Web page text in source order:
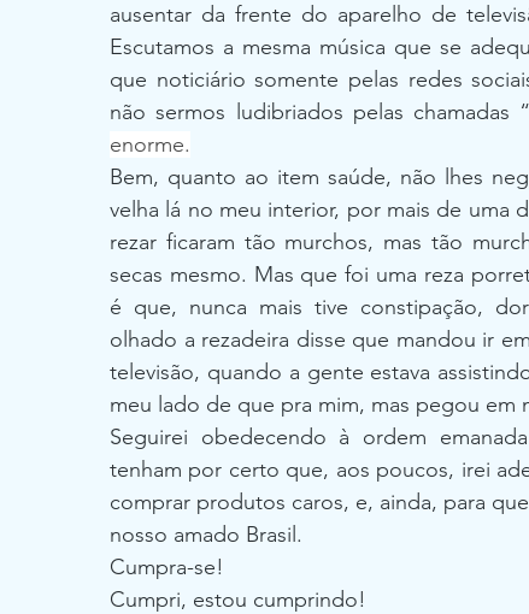
ausentar da frente do aparelho de
Escutamos a mesma música que se
que noticiário somente pelas redes
não sermos ludibriados pelas chamadas
enorme.
Bem, quanto ao item saúde, não lhes
velha lá no meu interior, por mais de uma
rezar ficaram tão murchos, mas tão
secas mesmo. Mas que foi uma reza
é que, nunca mais tive constipação,
olhado a rezadeira disse que mandou ir
televisão, quando a gente estava
meu lado de que pra mim, mas pegou em
Seguirei obedecendo à ordem
tenham por certo que, aos poucos, irei
comprar produtos caros, e, ainda, para
nosso amado Brasil.
Cumpra-se!
Cumpri, estou cumprindo!